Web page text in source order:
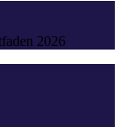
2026